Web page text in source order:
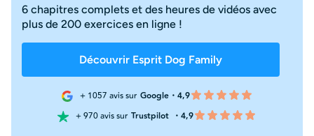
6 chapitres complets et des heures de vidéos avec
plus de 200 exercices en ligne !
Découvrir Esprit Dog Family
+ 1057 avis sur Google・4,9
+ 970 avis sur Trustpilot ・4,9